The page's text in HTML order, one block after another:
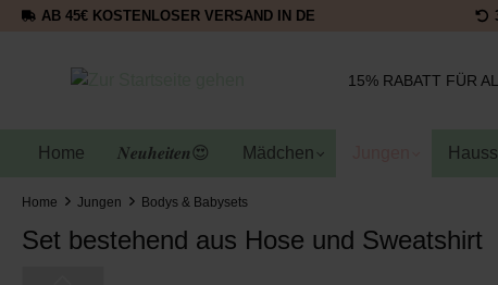
AB 45€ KOSTENLOSER VERSAND IN DE
15% RABATT FÜR
Home 𝑵𝒆𝒖𝒉𝒆𝒊𝒕𝒆𝒏😍 Mädchen
Home Jungen Bodys & Babysets
Set bestehend aus Hose und Sweatshirt